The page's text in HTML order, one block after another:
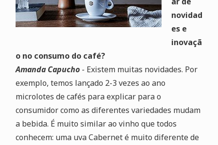
novidad
es e
inovaçã
o no consumo do café?
Amanda Capucho - Existem muitas novidades. Por
exemplo, temos lançado 2-3 vezes ao ano
microlotes de cafés para explicar para o
consumidor como as diferentes variedades mudam
a bebida. É muito similar ao vinho que todos
conhecem: uma uva Cabernet é muito diferente de